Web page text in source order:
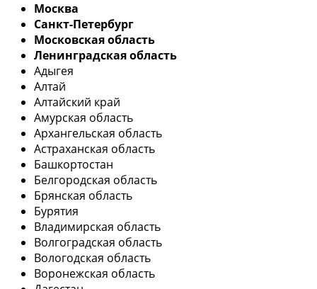
Москва
Санкт-Петербург
Московская область
Ленинградская область
Адыгея
Алтай
Алтайский край
Амурская область
Архангельская область
Астраханская область
Башкортостан
Белгородская область
Брянская область
Бурятия
Владимирская область
Волгоградская область
Вологодская область
Воронежская область